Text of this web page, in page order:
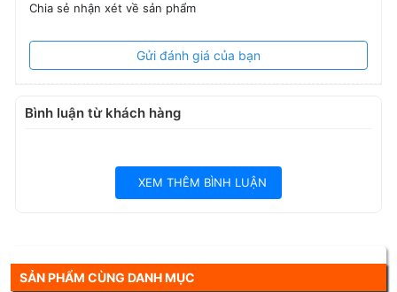
Hỗ trợ bảo mật WEP, WPA và WPA2 Personal giúp thiết bị của
định, tránh khỏi những truy cập từ bên ngoài.
Chia sẻ nhận xét về sản phẩm
Gửi đánh giá của bạn
Bình luận từ khách hàng
XEM THÊM BÌNH LUẬN
SẢN PHẨM CÙNG DANH MỤC